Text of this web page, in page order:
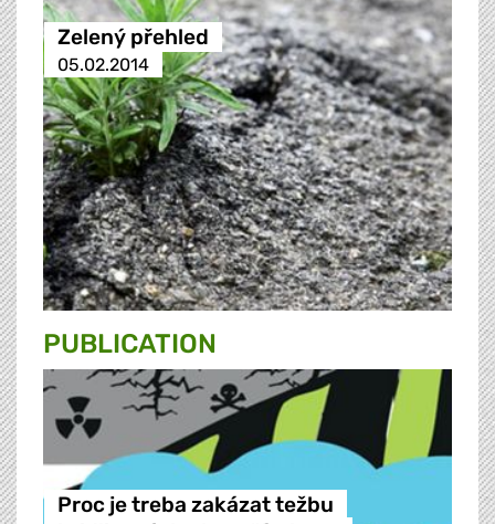
Zelený přehled
05.02.2014
PUBLICATION
Proc je treba zakázat težbu